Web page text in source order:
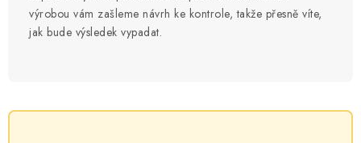
výrobou vám zašleme návrh ke kontrole, takže přesně víte,
jak bude výsledek vypadat.